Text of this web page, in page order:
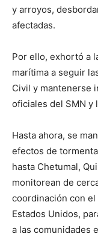
y arroyos,
afectadas.
Por ello, exhortó a
marítima a seguir
Civil y mantenerse
oficiales del SMN y
Hasta ahora, se
efectos de
hasta Chetumal,
monitorean de
coordinación con el
Estados Unidos,
a las comunidades